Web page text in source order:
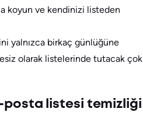
koyun ve kendinizi listeden
yalnızca birkaç günlüğüne
olarak listelerinde tutacak çok
posta listesi temizliği